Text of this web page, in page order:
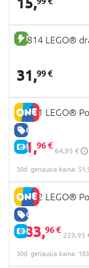
NAUJA PREKĖ
40814 LEGO®
31,99 €
GERA KAINA
E-KAINA
72151 LEGO®
51,96 €
64,95 €
30d. geriausia kaina:
GERA KAINA
E-KAINA
72152 LEGO®
183,96 €
229,95
30d. geriausia kaina: